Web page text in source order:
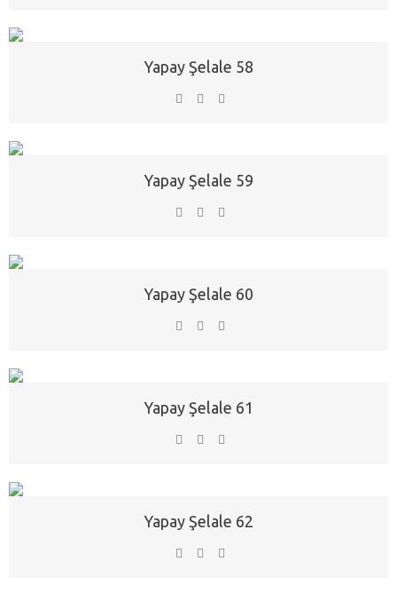
Yapay Şelale 58
Yapay Şelale 59
Yapay Şelale 60
Yapay Şelale 61
Yapay Şelale 62